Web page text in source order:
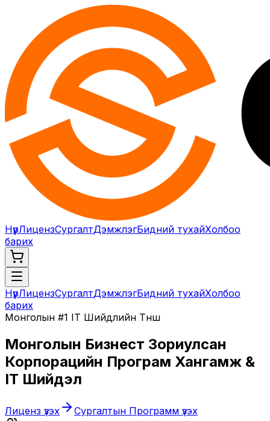
НүүрЛицензСургалтДэмжлэгБидний тухайХолбоо
барих
НүүрЛицензСургалтДэмжлэгБидний тухайХолбоо
барих
Монголын #1 IT Шийдлийн Түнш
Монголын Бизнест Зориулсан
Корпорацийн Програм Хангамж &
IT Шийдэл
Лиценз үзэх Сургалтын Программ үзэх